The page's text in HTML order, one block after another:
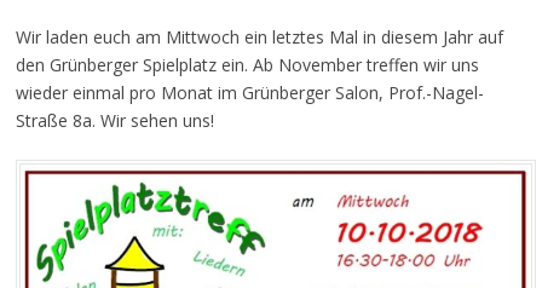
Wir laden euch am Mittwoch ein letztes Mal in diesem Jahr auf
den Grünberger Spielplatz ein. Ab November treffen wir uns
wieder einmal pro Monat im Grünberger Salon, Prof.-Nagel-
Straße 8a. Wir sehen uns!